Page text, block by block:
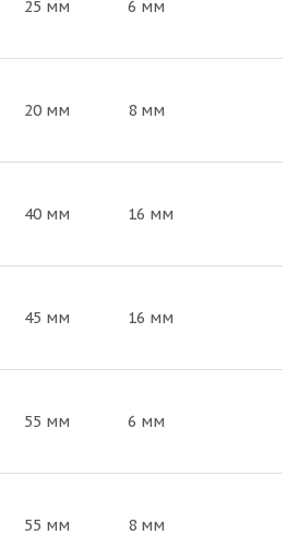
25 мм 6 мм
20 мм 8 мм
40 мм 16 мм
45 мм 16 мм
55 мм 6 мм
55 мм 8 мм